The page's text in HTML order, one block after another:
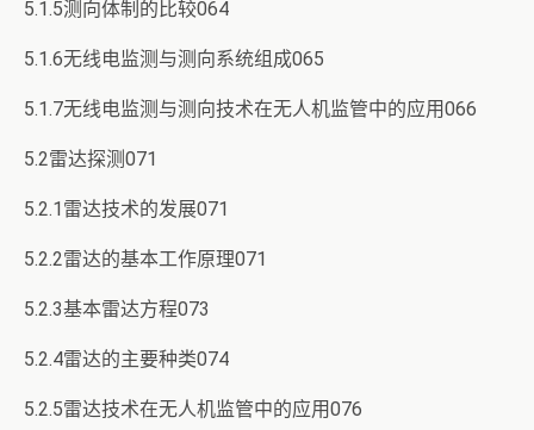
5.1.5测向体制的比较064
5.1.6无线电监测与测向系统组成065
5.1.7无线电监测与测向技术在无人机监管中的应用066
5.2雷达探测071
5.2.1雷达技术的发展071
5.2.2雷达的基本工作原理071
5.2.3基本雷达方程073
5.2.4雷达的主要种类074
5.2.5雷达技术在无人机监管中的应用076